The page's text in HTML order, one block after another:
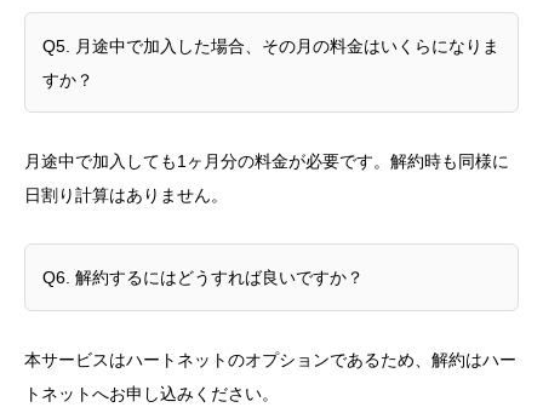
Q5. 月途中で加入した場合、その月の料金はいくらになりま
すか？
月途中で加入しても1ヶ月分の料金が必要です。解約時も同様に
日割り計算はありません。
Q6. 解約するにはどうすれば良いですか？
本サービスはハートネットのオプションであるため、解約はハー
トネットへお申し込みください。